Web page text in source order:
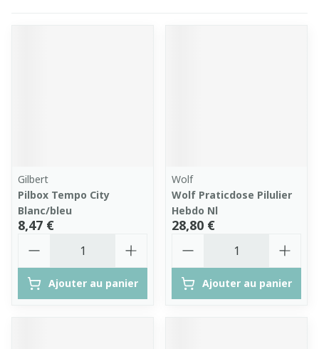
Gilbert
Pilbox Tempo City
Blanc/bleu
8,47 €
Ajouter au panier
Wolf
Wolf Praticdose Pilulier
Hebdo Nl
28,80 €
Ajouter au panier